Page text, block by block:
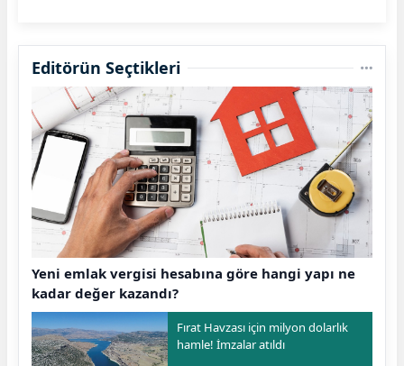
Editörün Seçtikleri
Yeni emlak vergisi hesabına göre hangi yapı ne
kadar değer kazandı?
Fırat Havzası için milyon dolarlık
hamle! İmzalar atıldı